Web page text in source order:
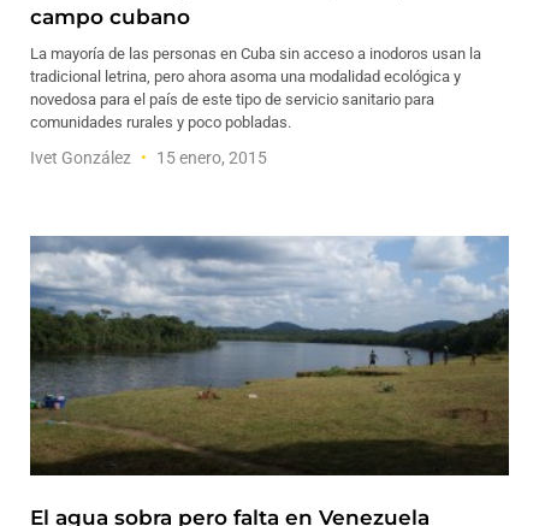
campo cubano
La mayoría de las personas en Cuba sin acceso a inodoros usan la
tradicional letrina, pero ahora asoma una modalidad ecológica y
novedosa para el país de este tipo de servicio sanitario para
comunidades rurales y poco pobladas.
Ivet González 15 enero, 2015
El agua sobra pero falta en Venezuela